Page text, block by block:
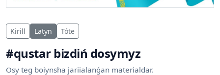
Kirill Latyn Tóte
#qustar bizdiń dosymyz
Osy teg boiynsha jariialanǵan materialdar.